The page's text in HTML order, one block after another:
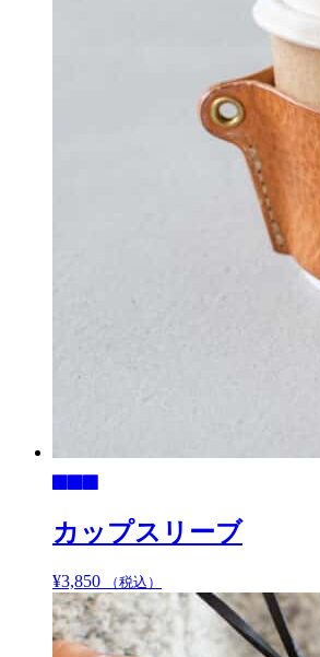
カップスリーブ
¥3,850 （税込）
の
商
品